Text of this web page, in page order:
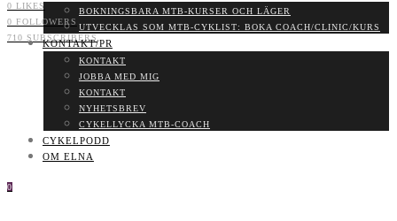
0 LIKES
0 FOLLOWERS
710 SUBSCRIBERS
BOKNINGSBARA MTB-KURSER OCH LÄGER
UTVECKLAS SOM MTB-CYKLIST: BOKA COACH/CLINIC/KURS
KONTAKT/PR
KONTAKT
JOBBA MED MIG
KONTAKT
NYHETSBREV
CYKELLYCKA MTB-COACH
CYKELPODD
OM ELNA
0